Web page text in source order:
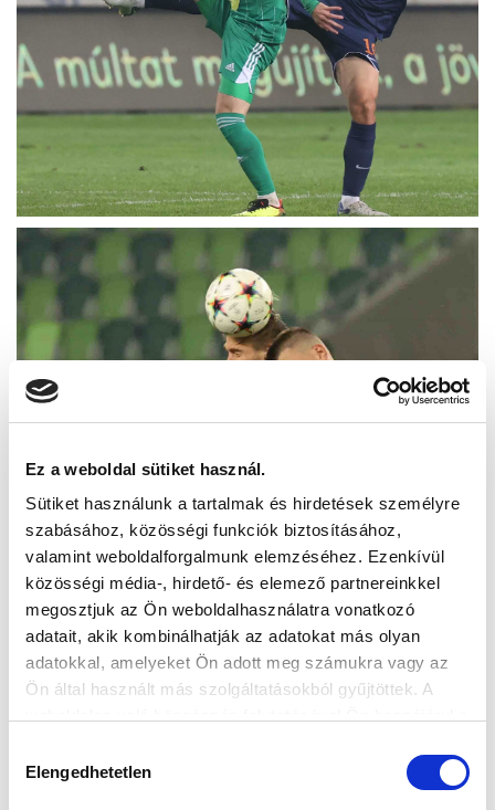
Ez a weboldal sütiket használ.
Sütiket használunk a tartalmak és hirdetések személyre
szabásához, közösségi funkciók biztosításához,
valamint weboldalforgalmunk elemzéséhez. Ezenkívül
közösségi média-, hirdető- és elemező partnereinkkel
megosztjuk az Ön weboldalhasználatra vonatkozó
adatait, akik kombinálhatják az adatokat más olyan
adatokkal, amelyeket Ön adott meg számukra vagy az
Ön által használt más szolgáltatásokból gyűjtöttek. A
kiválasztása
Elengedhetetlen